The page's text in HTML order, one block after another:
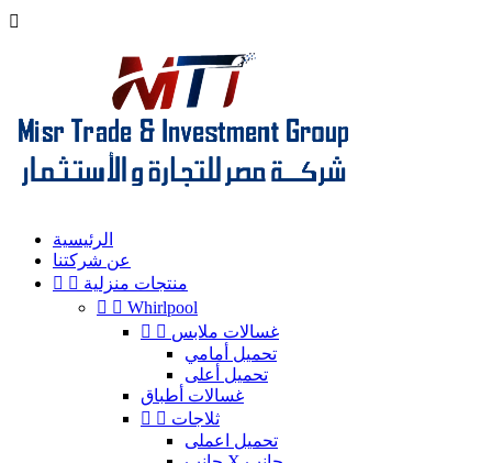

الرئيسية
عن شركتنا
  منتجات منزلية
  Whirlpool
  غسالات ملابس
تحميل أمامي
تحميل أعلى
غسالات أطباق
  ثلاجات
تحميل اعملى